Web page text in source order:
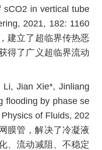
sCO2 in vertical tube
2021, 182: 1160
建立了超临界传热恶
得了广义超临界流动
Jian Xie*, Jinliang
flooding by phase se
of Fluids, 202
膜管，解决了冷凝液
、流动减阻、不稳定